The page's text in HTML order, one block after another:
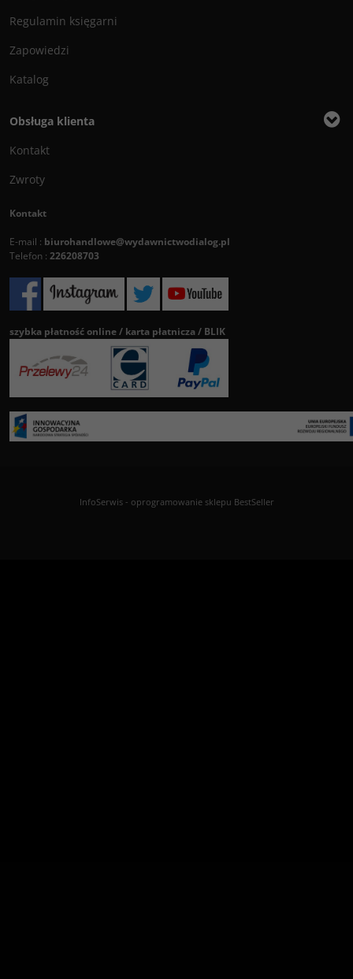
Regulamin księgarni
Zapowiedzi
Katalog
Obsługa klienta
Kontakt
Zwroty
Kontakt
E-mail : biurohandlowe@wydawnictwodialog.pl
Telefon : 226208703
szybka płatność online / karta płatnicza / BLIK
InfoSerwis- oprogramowanie sklepu BestSeller